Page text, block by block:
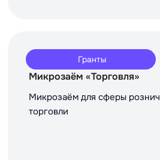
Гранты
Микрозаём «Торговля»
Микрозаём для сферы
торговли